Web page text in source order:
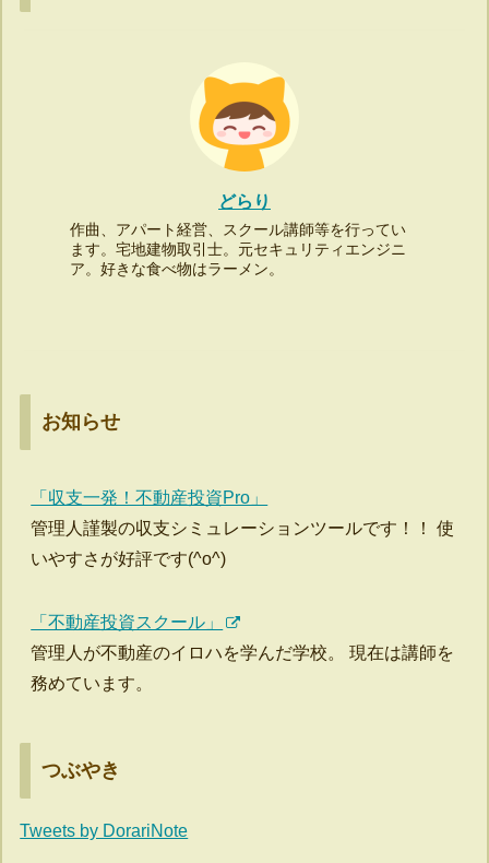
どらり
作曲、アパート経営、スクール講師等を行ってい
ます。宅地建物取引士。元セキュリティエンジニ
ア。好きな食べ物はラーメン。
お知らせ
「収支一発！不動産投資Pro」
管理人謹製の収支シミュレーションツールです！！ 使
いやすさが好評です(^o^)
「不動産投資スクール」
管理人が不動産のイロハを学んだ学校。 現在は講師を
務めています。
つぶやき
Tweets by DorariNote